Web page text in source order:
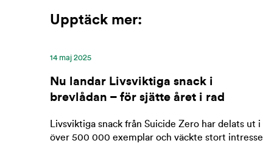
Upptäck mer:
14 maj 2025
Nu landar Livsviktiga snack i
brevlådan – för sjätte året i rad
Livsviktiga snack från Suicide Zero har delats ut i
över 500 000 exemplar och väckte stort intresse